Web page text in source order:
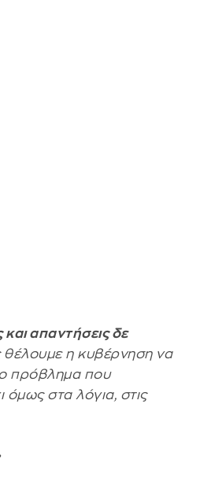
και απαντήσεις δε
θέλουμε η κυβέρνηση να
πρόβλημα που
όμως στα λόγια, στις